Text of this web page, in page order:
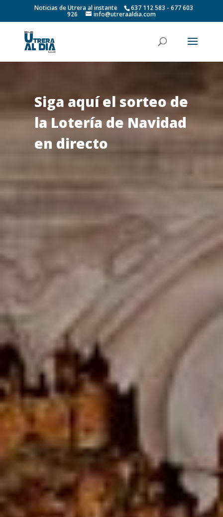
Noticias de Utrera al instante 637 112 583 - 677 603
926 info@utreraaldia.com
Siga aquí el sorteo de
la Lotería de Navidad
en directo